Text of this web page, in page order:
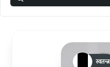
स्वतन्त्र